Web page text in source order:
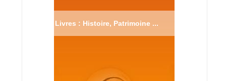
Livres : Histoire, Patrimoine ...